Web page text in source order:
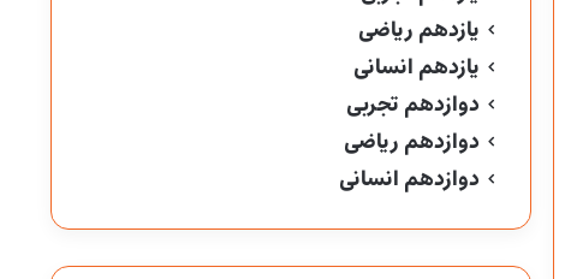
یازدهم ریاضی
یازدهم انسانی
دوازدهم تجربی
دوازدهم ریاضی
دوازدهم انسانی